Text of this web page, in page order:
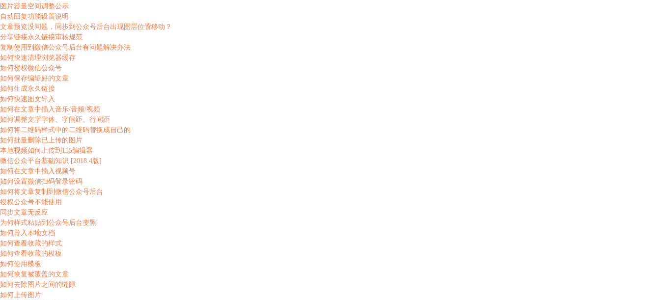
图片容量空间调整公示
自动回复功能设置说明
文章预览没问题，同步到公众号后台出现图层位置移动？
分享链接永久链接审核规范
复制使用到微信公众号后台有问题解决办法
如何快速清理浏览器缓存
如何授权微信公众号
如何保存编辑好的文章
如何生成永久链接
如何快速图文导入
如何在文章中插入音乐/音频/视频
如何调整文字字体、字间距、行间距
如何将二维码样式中的二维码替换成自己的
如何批量删除已上传的图片
本地视频如何上传到135编辑器
微信公众平台基础知识 [2018.4版]
如何在文章中插入视频号
如何设置微信扫码登录密码
如何将文章复制到微信公众号后台
授权公众号不能使用
同步文章无反应
为何样式粘贴到公众号后台变黑
如何导入本地文档
如何查看收藏的样式
如何查看收藏的模板
如何使用模板
如何恢复被覆盖的文章
如何去除图片之间的缝隙
如何上传图片